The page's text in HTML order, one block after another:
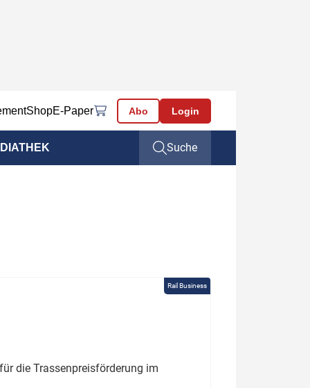
ShopE-Paper Abo Login
Suche
Rail Business
die Trassenpreisförderung im